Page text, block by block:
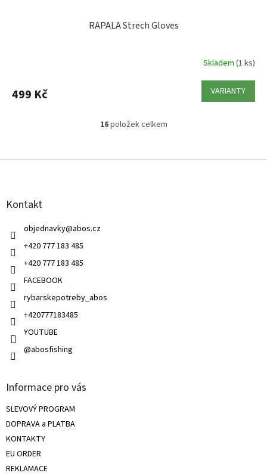
RAPALA Strech Gloves
Skladem (1 ks)
499 Kč VARIANTY
O
á
16položek celkem
Kontakt
objednavky@abos.cz
+420 777 183 485
+420 777 183 485
FACEBOOK
rybarskepotreby_abos
+420777183485
YOUTUBE
@abosfishing
Informace pro vás
SLEVOVÝ PROGRAM
DOPRAVA a PLATBA
KONTAKTY
EU ORDER
REKLAMACE